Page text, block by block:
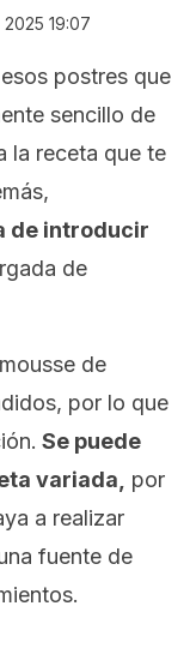
19:07
postres que
sencillo de
la receta que te
de introducir
de
mousse de
por lo que
Se puede
variada,
por
a realizar
fuente de